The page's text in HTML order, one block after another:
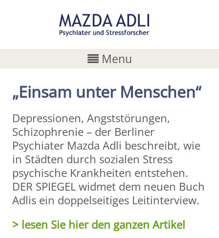
Menu
„Einsam unter Menschen“
Depressionen, Angststörungen,
Schizophrenie – der Berliner
Psychiater Mazda Adli beschreibt, wie
in Städten durch sozialen Stress
psychische Krankheiten entstehen.
DER SPIEGEL widmet dem neuen Buch
Adlis ein doppelseitiges Leitinterview.
> lesen Sie hier den ganzen Artikel